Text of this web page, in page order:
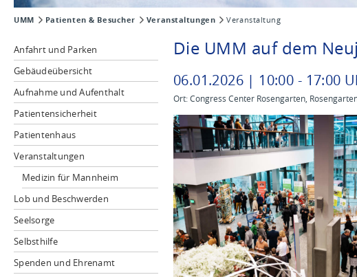
UMM Patienten & Besucher Veranstaltungen Veranstaltung
Anfahrt und Parken
Gebäudeübersicht
Aufnahme und Aufenthalt
Patientensicherheit
Patientenhaus
Veranstaltungen
Medizin für Mannheim
Lob und Beschwerden
Seelsorge
Selbsthilfe
Spenden und Ehrenamt
Die UMM auf dem
06.01.2026 | 10:00 - 17:00
Ort: Congress Center Rosengarten,